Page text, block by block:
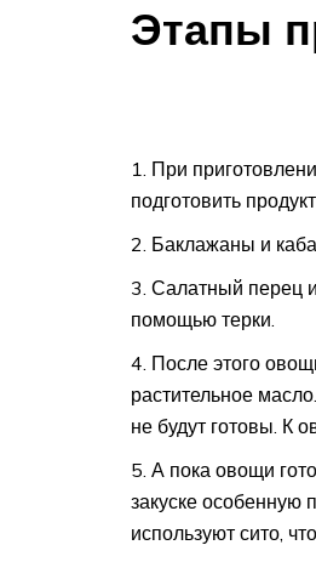
Этапы
При
подготовить
Баклажаны и
Салатный перец
помощью терки.
После этого
растительное
не будут готовы. К
А пока овощи
закуске особенную
используют сито,